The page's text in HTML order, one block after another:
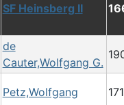
SF Heinsberg II
de
Cauter,Wolfgang G.
Petz,Wolfgang